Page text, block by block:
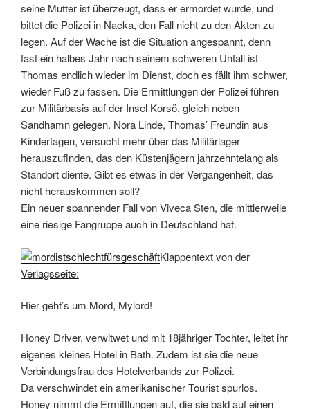
seine Mutter ist überzeugt, dass er ermordet wurde, und
bittet die Polizei in Nacka, den Fall nicht zu den Akten zu
legen. Auf der Wache ist die Situation angespannt, denn
fast ein halbes Jahr nach seinem schweren Unfall ist
Thomas endlich wieder im Dienst, doch es fällt ihm schwer,
wieder Fuß zu fassen. Die Ermittlungen der Polizei führen
zur Militärbasis auf der Insel Korsö, gleich neben
Sandhamn gelegen. Nora Linde, Thomas’ Freundin aus
Kindertagen, versucht mehr über das Militärlager
herauszufinden, das den Küstenjägern jahrzehntelang als
Standort diente. Gibt es etwas in der Vergangenheit, das
nicht herauskommen soll?
Ein neuer spannender Fall von Viveca Sten, die mittlerweile
eine riesige Fangruppe auch in Deutschland hat.
Klappentext von der
Verlagsseite:
Hier geht’s um Mord, Mylord!
Honey Driver, verwitwet und mit 18jähriger Tochter, leitet ihr
eigenes kleines Hotel in Bath. Zudem ist sie die neue
Verbindungsfrau des Hotelverbands zur Polizei.
Da verschwindet ein amerikanischer Tourist spurlos.
Honey nimmt die Ermittlungen auf, die sie bald auf einen